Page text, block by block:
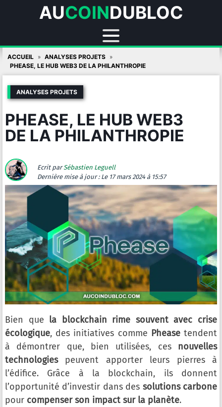
AUCOINDUBLOC
Skip
content
ACCUEIL
ANALYSES PROJETS
PHEASE, LE HUB WEB3 DE LA PHILANTHROPIE
ANALYSES PROJETS
PHEASE, LE HUB WEB3
DE LA PHILANTHROPIE
Ecrit parSébastien Leguell
Dernière mise à jour : Le 17 mars 2024 à 15:57
Bien que la blockchain rime souvent avec crise
écologique, des initiatives comme Pheasetendent
à démontrer que, bien utilisées, ces nouvelles
technologiespeuvent apporter leurs pierres à
l’édifice. Grâce à la blockchain, ils donnent
l’opportunité d’investir dans des solutions carbone
pour compenser son impact sur la planète.